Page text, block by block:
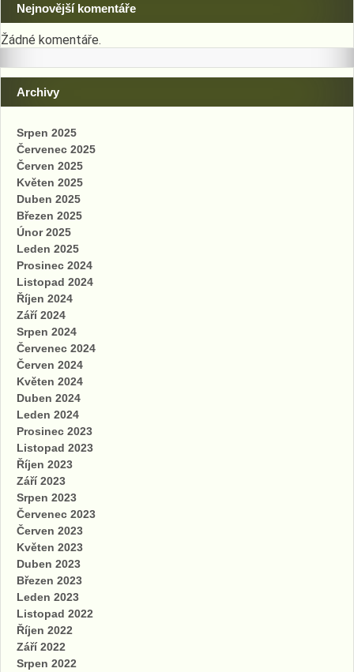
Nejnovější komentáře
Žádné komentáře.
Archivy
Srpen 2025
Červenec 2025
Červen 2025
Květen 2025
Duben 2025
Březen 2025
Únor 2025
Leden 2025
Prosinec 2024
Listopad 2024
Říjen 2024
Září 2024
Srpen 2024
Červenec 2024
Červen 2024
Květen 2024
Duben 2024
Leden 2024
Prosinec 2023
Listopad 2023
Říjen 2023
Září 2023
Srpen 2023
Červenec 2023
Červen 2023
Květen 2023
Duben 2023
Březen 2023
Leden 2023
Listopad 2022
Říjen 2022
Září 2022
Srpen 2022